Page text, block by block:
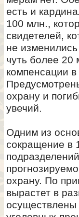
есть и
100 млн.,
свидетелей,
не
чуть более 20
компенсации
охрану и
увечий.
Одним из
сокращение в
охрану. По
вырастет в
осуществлены